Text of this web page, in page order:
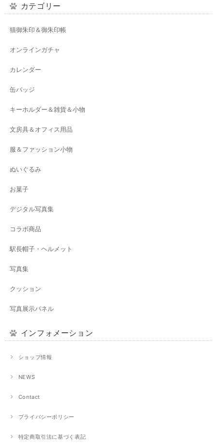
カテゴリー
猫御朱印＆御朱印帳
オンラインガチャ
カレンダー
缶バッジ
キーホルダー＆雑貨＆小物
文房具＆オフィス用品
服＆ファッション小物
ぬいぐるみ
お菓子
デジタル写真集
コラボ商品
駅長帽子・ヘルメット
写真集
クッション
写真展示パネル
インフォメーション
ショップ情報
NEWS
Contact
プライバシーポリシー
特定商取引法に基づく表記